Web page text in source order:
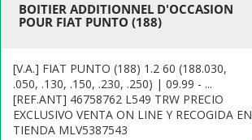
BOITIER ADDITIONNEL D'OCCASION
POUR FIAT PUNTO (188)
[V.A.] FIAT PUNTO (188) 1.2 60 (188.030,
.050, .130, .150, .230, .250) | 09.99 - ...
[REF.ANT] 46758762 L549 TRW PRECIO
EXCLUSIVO VENTA ON LINE Y RECOGIDA EN
TIENDA MLV5387543